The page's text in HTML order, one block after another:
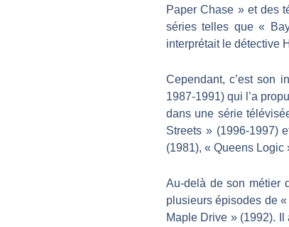
Paper Chase » et des
séries telles que «
interprétait le détective
Cependant, c’est son
1987-1991) qui l’a
dans une série
Streets » (1996-1997)
(1981), « Queens Logic
Au-delà de son métier
plusieurs épisodes de
Maple Drive » (1992).